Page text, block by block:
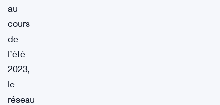
au
cours
de
l’été
2023,
le
réseau